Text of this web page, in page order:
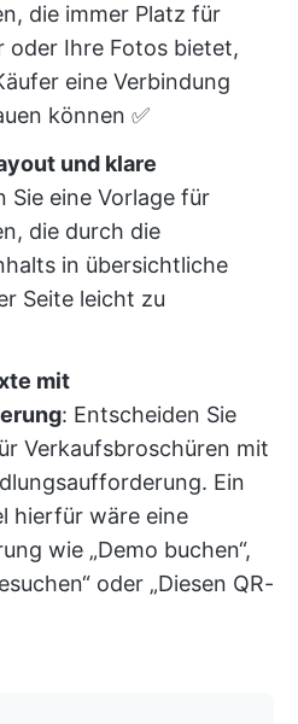
die immer Platz für
oder Ihre Fotos bietet,
eine Verbindung
können ✅
und klare
Sie eine Vorlage für
die durch die
in übersichtliche
Seite leicht zu
mit
: Entscheiden Sie
Verkaufsbroschüren mit
Ein
hierfür wäre eine
wie „Demo buchen“,
oder „Diesen QR-